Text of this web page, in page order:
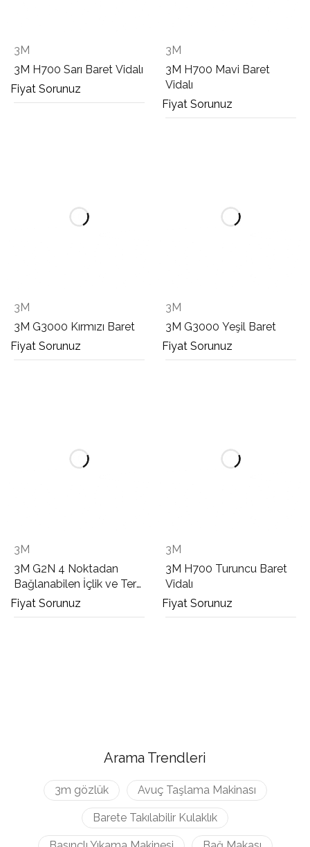
3M
3M H700 Sarı Baret Vidalı
Fiyat Sorunuz
3M
3M H700 Mavi Baret
Vidalı
Fiyat Sorunuz
3M
3M G3000 Kırmızı Baret
Fiyat Sorunuz
3M
3M G3000 Yeşil Baret
Fiyat Sorunuz
3M
3M G2N 4 Noktadan
Bağlanabilen İçlik ve Ter
Bandı
Fiyat Sorunuz
3M
3M H700 Turuncu Baret
Vidalı
Fiyat Sorunuz
Arama Trendleri
3m gözlük Avuç Taşlama Makinası
Barete Takılabilir Kulaklık